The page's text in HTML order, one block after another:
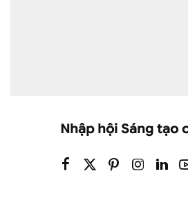
Nhập hội Sáng tạo